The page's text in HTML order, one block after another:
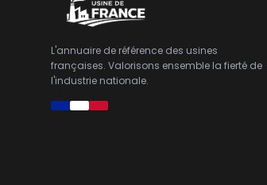
L'annuaire de référence des usines
françaises. Valorisons ensemble la fierté de
l'industrie nationale.